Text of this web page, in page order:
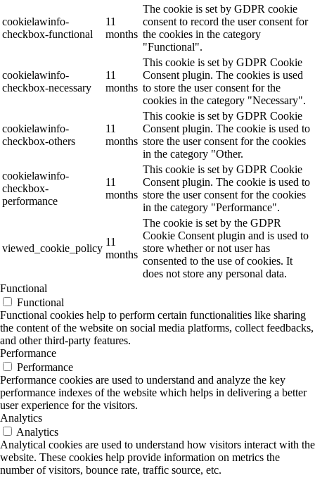
cookielawinfo-
checkbox-functional
11
months
The cookie is set by GDPR cookie
consent to record the user consent for
the cookies in the category
"Functional".
cookielawinfo-
checkbox-necessary
11
months
This cookie is set by GDPR Cookie
Consent plugin. The cookies is used
to store the user consent for the
cookies in the category "Necessary".
cookielawinfo-
checkbox-others
11
months
This cookie is set by GDPR Cookie
Consent plugin. The cookie is used to
store the user consent for the cookies
in the category "Other.
cookielawinfo-
checkbox-
performance
11
months
This cookie is set by GDPR Cookie
Consent plugin. The cookie is used to
store the user consent for the cookies
in the category "Performance".
viewed_cookie_policy
11
months
The cookie is set by the GDPR
Cookie Consent plugin and is used to
store whether or not user has
consented to the use of cookies. It
does not store any personal data.
Functional
Functional
Functional cookies help to perform certain functionalities like sharing
the content of the website on social media platforms, collect feedbacks,
and other third-party features.
Performance
Performance
Performance cookies are used to understand and analyze the key
performance indexes of the website which helps in delivering a better
user experience for the visitors.
Analytics
Analytics
Analytical cookies are used to understand how visitors interact with the
website. These cookies help provide information on metrics the
number of visitors, bounce rate, traffic source, etc.